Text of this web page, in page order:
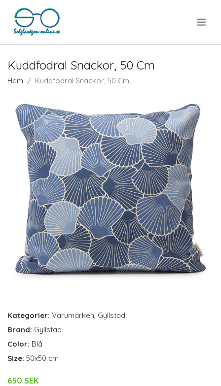
Kuddfodral Snäckor, 50 Cm
Hem Kuddfodral Snäckor, 50 Cm
Kategorier: Varumärken, Gyllstad
Brand: Gyllstad
Color: Blå
Size: 50x50 cm
650 SEK